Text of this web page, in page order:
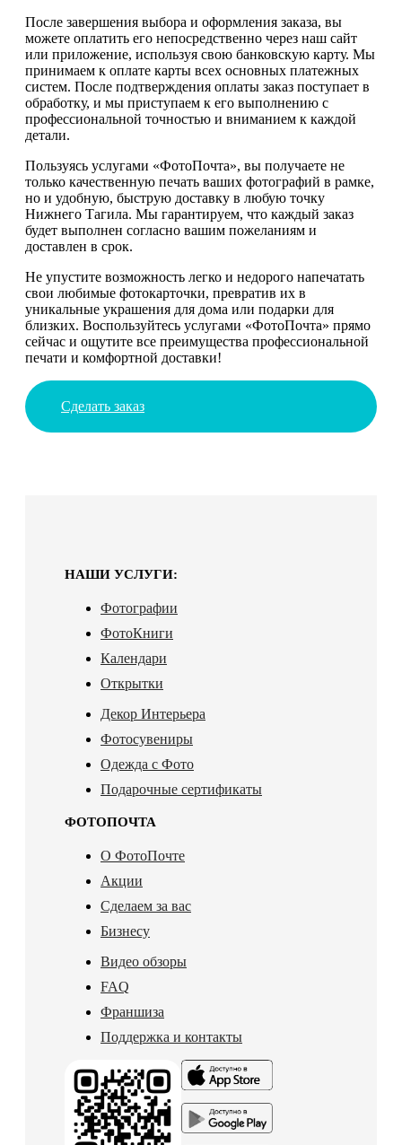
После завершения выбора и оформления заказа, вы
можете оплатить его непосредственно через наш сайт
или приложение, используя свою банковскую карту. Мы
принимаем к оплате карты всех основных платежных
систем. После подтверждения оплаты заказ поступает в
обработку, и мы приступаем к его выполнению с
профессиональной точностью и вниманием к каждой
детали.
Пользуясь услугами «ФотоПочта», вы получаете не
только качественную печать ваших фотографий в рамке,
но и удобную, быструю доставку в любую точку
Нижнего Тагила. Мы гарантируем, что каждый заказ
будет выполнен согласно вашим пожеланиям и
доставлен в срок.
Не упустите возможность легко и недорого напечатать
свои любимые фотокарточки, превратив их в
уникальные украшения для дома или подарки для
близких. Воспользуйтесь услугами «ФотоПочта» прямо
сейчас и ощутите все преимущества профессиональной
печати и комфортной доставки!
Сделать заказ
НАШИ УСЛУГИ:
Фотографии
ФотоКниги
Календари
Открытки
Декор Интерьера
Фотосувениры
Одежда с Фото
Подарочные сертификаты
ФОТОПОЧТА
О ФотоПочте
Акции
Сделаем за вас
Бизнесу
Видео обзоры
FAQ
Франшиза
Поддержка и контакты